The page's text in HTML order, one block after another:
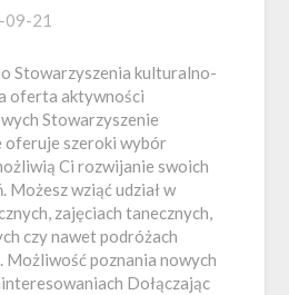
09-21
Stowarzyszenia kulturalno-
oferta aktywności
Stowarzyszenie
szeroki wybór
Ci rozwijanie swoich
Możesz wziąć udział w
zajęciach tanecznych,
czy nawet podróżach
Możliwość poznania nowych
Dołączając